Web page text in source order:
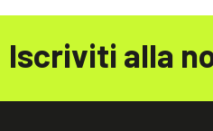
Iscriviti alla